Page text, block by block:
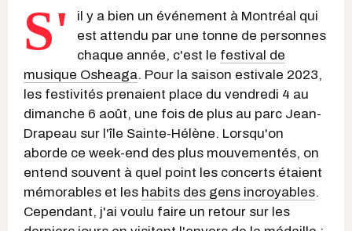
S'
il y a bien un événement à Montréal qui
est attendu par une tonne de personnes
chaque année, c'est le festival de
musique Osheaga. Pour la saison estivale 2023,
les festivités prenaient place du vendredi 4 au
dimanche 6 août, une fois de plus au parc Jean-
Drapeau sur l'île Sainte-Hélène. Lorsqu'on
aborde ce week-end des plus mouvementés, on
entend souvent à quel point les concerts étaient
mémorables et les habits des gens incroyables.
Cependant, j'ai voulu faire un retour sur les